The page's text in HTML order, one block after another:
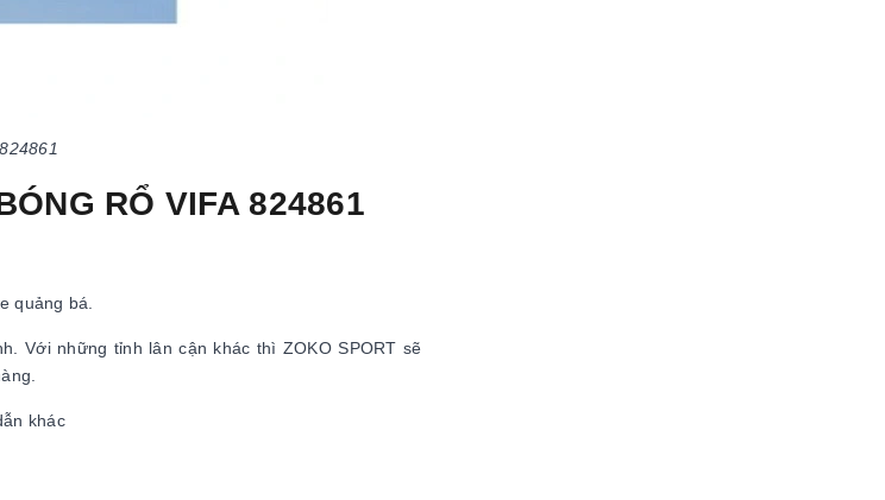
RỔ VIFA 824861
quảng bá.
Với những tỉnh lân cận khác thì ZOKO SPORT sẽ
khác